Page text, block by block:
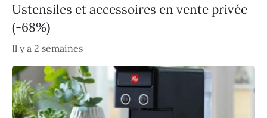
Ustensiles et accessoires en vente privée
(-68%)
Il y a 2 semaines